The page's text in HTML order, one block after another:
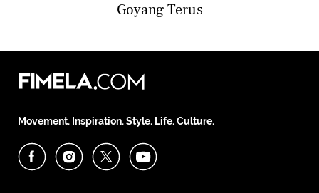
Goyang Terus
Movement. Inspiration. Style. Life. Culture.